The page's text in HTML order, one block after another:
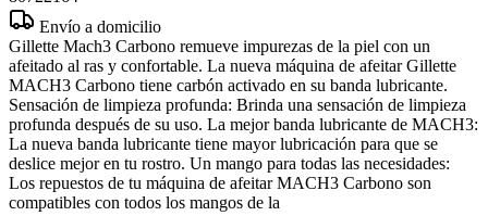
Envío a domicilio
Gillette Mach3 Carbono remueve impurezas de la piel con un
afeitado al ras y confortable. La nueva máquina de afeitar Gillette
MACH3 Carbono tiene carbón activado en su banda lubricante.
Sensación de limpieza profunda: Brinda una sensación de limpieza
profunda después de su uso. La mejor banda lubricante de MACH3:
La nueva banda lubricante tiene mayor lubricación para que se
deslice mejor en tu rostro. Un mango para todas las necesidades:
Los repuestos de tu máquina de afeitar MACH3 Carbono son
compatibles con todos los mangos de la